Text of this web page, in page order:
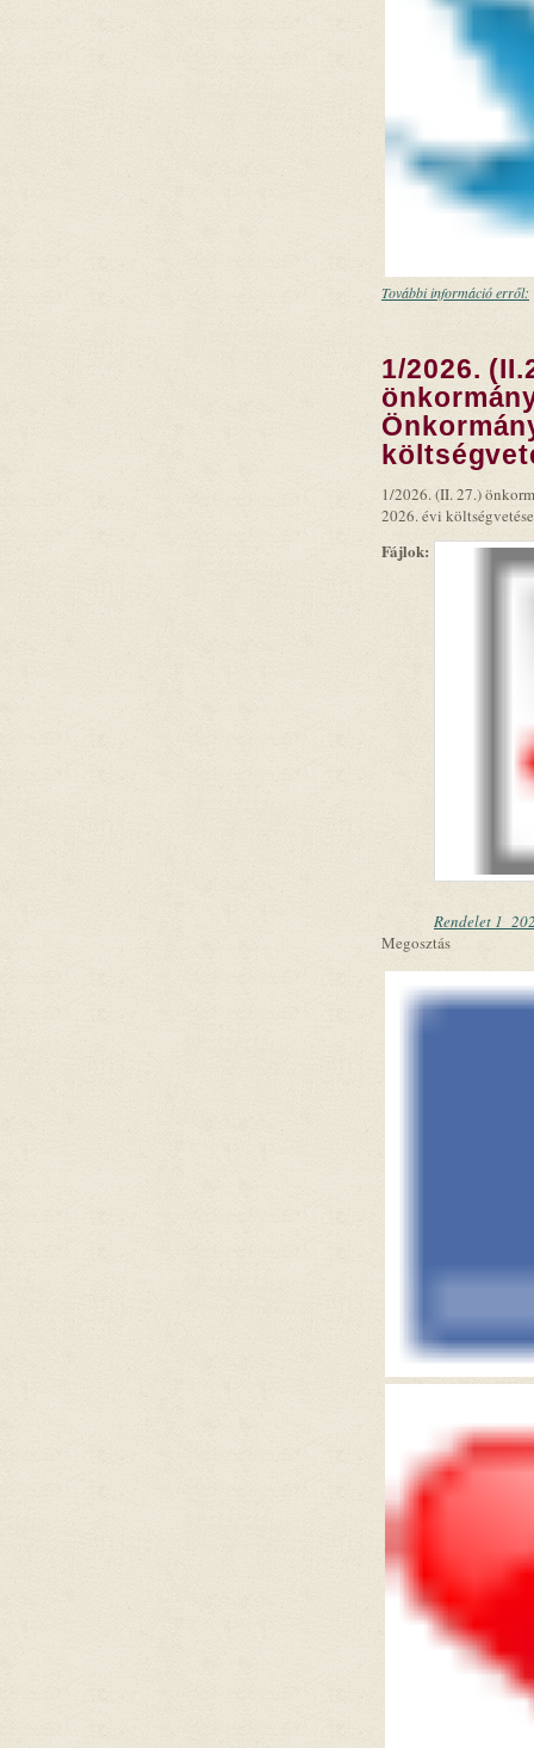
További információ erről:
1/2026.
1/2026. (II. 27.)
2026. évi
Fájlok:
Rendelet
Megosztás